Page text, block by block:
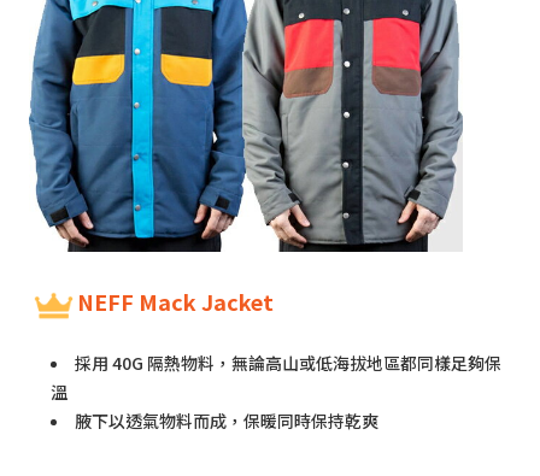
NEFF Mack Jacket
採用 40G 隔熱物料，無論高山或低海拔地區都同樣足夠保
溫
腋下以透氣物料而成，保暖同時保持乾爽